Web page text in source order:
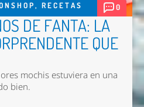
, RECETAS 0
DE FANTA: LA
QUE
mochis estuviera en una
bien.